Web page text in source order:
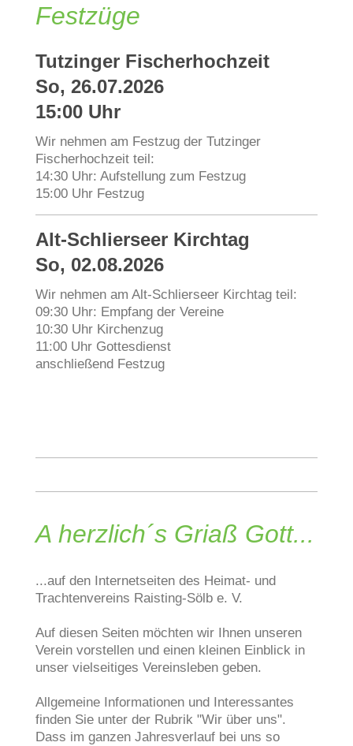
Festzüge
Tutzinger Fischerhochzeit
So, 26.07.2026
15:00 Uhr
Wir nehmen am Festzug der Tutzinger
Fischerhochzeit teil:
14:30 Uhr: Aufstellung zum Festzug
15:00 Uhr Festzug
Alt-Schlierseer Kirchtag
So, 02.08.2026
Wir nehmen am Alt-Schlierseer Kirchtag teil:
09:30 Uhr: Empfang der Vereine
10:30 Uhr Kirchenzug
11:00 Uhr Gottesdienst
anschließend Festzug
A herzlich´s Griaß Gott...
...auf den Internetseiten des Heimat- und
Trachtenvereins Raisting-Sölb e. V.
Auf diesen Seiten möchten wir Ihnen unseren
Verein vorstellen und einen kleinen Einblick in
unser vielseitiges Vereinsleben geben.
Allgemeine Informationen und Interessantes
finden Sie unter der Rubrik "Wir über uns".
Dass im ganzen Jahresverlauf bei uns so